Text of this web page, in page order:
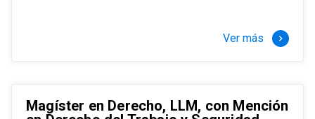
Ver más keyboard_arrow_right
Magíster en Derecho, LLM, con Mención